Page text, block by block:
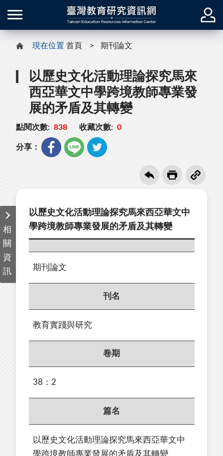
現在位置 首頁 期刊論文
以歷史文化活動理論探究馬來
西亞華文中學跨境教師專業發
展的矛盾及其轉變
點閱次數: 838 收藏次數: 0
分享：
相
關
資
訊
以歷史文化活動理論探究馬來西亞華文中
學跨境教師專業發展的矛盾及其轉變
期刊論文
刊名
教育實踐與研究
卷期
38：2
篇名
以歷史文化活動理論探究馬來西亞華文中
學跨境教師專業發展的矛盾及其轉變